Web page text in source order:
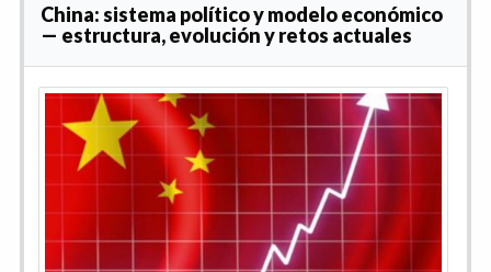
China: sistema político y modelo económico
— estructura, evolución y retos actuales